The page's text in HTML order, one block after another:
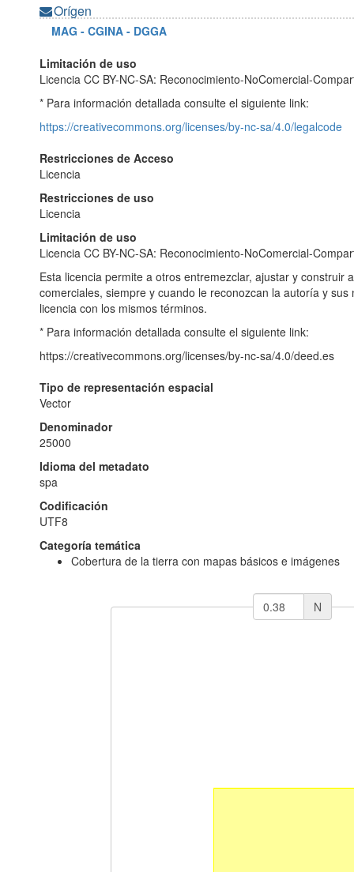
Orígen
MAG - CGINA - DGGA
Limitación de uso
Licencia CC BY-NC-SA: Reconocimiento-NoComercial-
* Para información detallada consulte el siguiente link:
https://creativecommons.org/licenses/by-nc-sa/4.0/legalcode
Restricciones de Acceso
Licencia
Restricciones de uso
Licencia
Limitación de uso
Licencia CC BY-NC-SA: Reconocimiento-NoComercial-
Esta licencia permite a otros entremezclar, ajustar y construir
comerciales, siempre y cuando le reconozcan la autoría y
licencia con los mismos términos.
* Para información detallada consulte el siguiente link:
https://creativecommons.org/licenses/by-nc-sa/4.0/deed.es
Tipo de representación espacial
Vector
Denominador
25000
Idioma del metadato
spa
Codificación
UTF8
Categoría temática
Cobertura de la tierra con mapas básicos e imágenes
N